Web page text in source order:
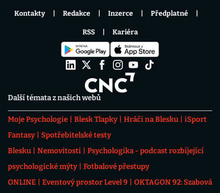
Další témata z našich webů
Moje Psychologie Blesk Tlapky Hráči na Blesku
iSport
Fantasy
Spotřebitelské testy
Blesku
Nemovitosti
Psychologika - podcast rozbíjející
psychologické mýty
Fotbalové přestupy
ONLINE
Eventový prostor Level 9
OKTAGON 92: Szabová
Kontakty Redakce Inzerce Předplatné
RSS Kariéra